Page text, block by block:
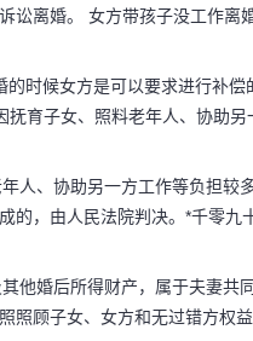
讼离婚。 女方带孩子没工作离
时候女方是可以要求进行补
育子女、照料老年人、协助
人、协助另一方工作等负担较
的，由人民法院判决。*千零
他婚后所得财产，属于夫妻共
照顾子女、女方和无过错方权益
的，离婚时，可
方因抚育子女
务的，离婚时有